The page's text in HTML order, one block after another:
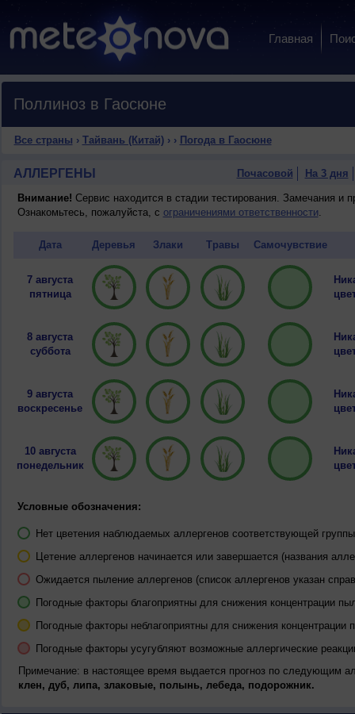
Главная
Поллиноз в Гаосюне
Все страны › Тайвань (Китай)› › Погода в Гаосюне
АЛЛЕРГЕНЫ Почасовой На 3 дня
Внимание! Сервис находится в стадии тестирования. Замечания и
Ознакомьтесь, пожалуйста, с ограничениями ответственности.
Дата Деревья Злаки Травы Самочувствие
7 августа
пятница
8 августа
суббота
9 августа
воскресенье
10 августа
понедельник
Условные обозначения:
Нет цветения наблюдаемых аллергенов соответствующей
Цетение аллергенов начинается или завершается (названия
Ожидается пыление аллергенов (список аллергенов указан
Погодные факторы благоприятны для снижения концентрации
Погодные факторы неблагоприятны для снижения концентрации
Погодные факторы усугубляют возможные аллергические
Примечание: в настоящее время выдается прогноз по следующим
клен, дуб, липа, злаковые, полынь, лебеда, подорожник.